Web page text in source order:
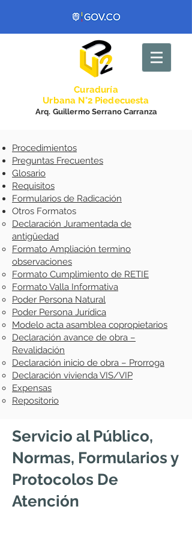
Curaduría
Urbana N°2 Piedecuesta
Arq. Guillermo Serrano Carranza
Procedimientos
Preguntas Frecuentes
Glosario
Requisitos
Formularios de Radicación
Otros Formatos
Declaración Juramentada de
antigüedad
Formato Ampliación termino
observaciones
Formato Cumplimiento de RETIE
Formato Valla Informativa
Poder Persona Natural
Poder Persona Jurídica
Modelo acta asamblea copropietarios
Declaración avance de obra –
Revalidación
Declaración inicio de obra – Prorroga
Declaración vivienda VIS/VIP
Expensas
Repositorio
Servicio al Público,
Normas, Formularios y
Protocolos De
Atención